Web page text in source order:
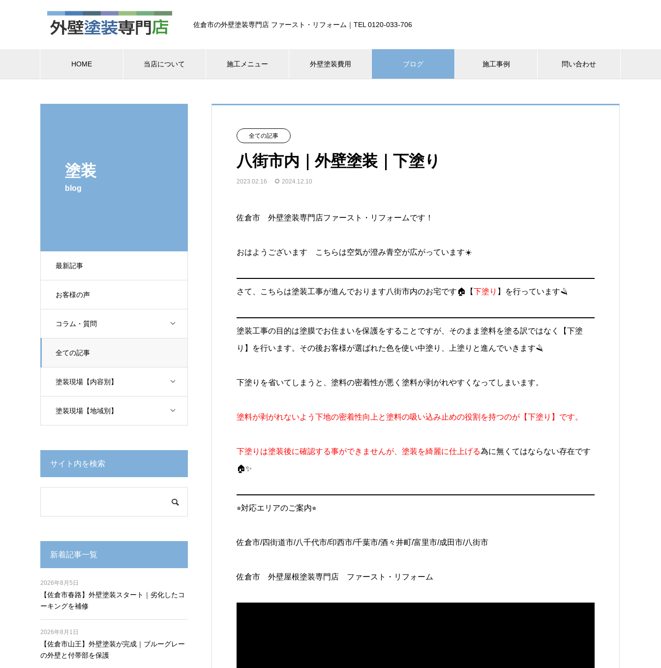
佐倉市の外壁塗装専門店 ファースト・リフォーム｜TEL 0120-033-706
HOME 当店について 施工メニュー 外壁塗装費用 ブログ 施工事例 問い合わせ
塗装
blog
最新記事
お客様の声
コラム・質問
全ての記事
塗装現場【内容別】
塗装現場【地域別】
全ての記事
八街市内｜外壁塗装｜下塗り
2023.02.16 2024.12.10
佐倉市 外壁塗装専門店ファースト・リフォームです！
おはようございます こちらは空気が澄み青空が広がっています☀️
さて、こちらは塗装工事が進んでおります八街市内のお宅です🏠 【下塗り 】を行っています🪒
塗装工事の目的は塗膜でお住まいを保護をすることですが、そのまま塗料を塗る訳ではなく【下塗
り】を行います。その後お客様が選ばれた色を使い中塗り、上塗りと進んでいきます🪒
下塗りを省いてしまうと、塗料の密着性が悪く塗料が剥がれやすくなってしまいます。
塗料が剥がれないよう下地の密着性向上と塗料の吸い込み止めの役割を持つのが【下塗り】です。
下塗りは塗装後に確認する事ができませんが、塗装を綺麗に仕上げる為に無くてはならない存在です
🏠✨
⭐︎対応エリアのご案内⭐︎
佐倉市/四街道市/八千代市/印西市/千葉市/酒々井町/富里市/成田市/八街市
佐倉市 外壁屋根塗装専門店 ファースト・リフォーム
サイト内を検索
新着記事一覧
【佐倉市春路】外壁塗装スタート｜劣化したコ
ーキングを補修
2026年8月5日
【佐倉市山王】外壁塗装が完成｜ブルーグレー
の外壁と付帯部を保護
2026年8月1日